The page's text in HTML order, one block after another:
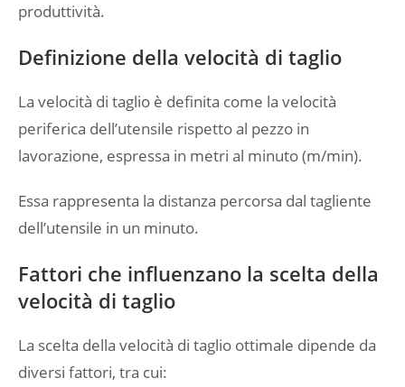
produttività.
Definizione della velocità di taglio
La velocità di taglio è definita come la velocità
periferica dell’utensile rispetto al pezzo in
lavorazione, espressa in metri al minuto (m/min).
Essa rappresenta la distanza percorsa dal tagliente
dell’utensile in un minuto.
Fattori che influenzano la scelta della
velocità di taglio
La scelta della velocità di taglio ottimale dipende da
diversi fattori, tra cui: